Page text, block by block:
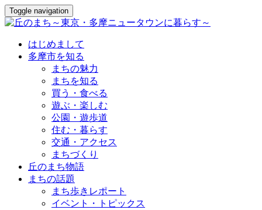
Toggle navigation
はじめまして
多摩市を知る
まちの魅力
まちを知る
買う・食べる
遊ぶ・楽しむ
公園・遊歩道
住む・暮らす
交通・アクセス
まちづくり
丘のまち物語
まちの話題
まち歩きレポート
イベント・トピックス